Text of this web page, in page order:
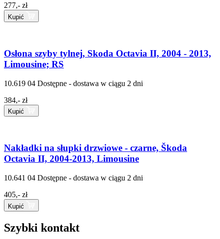
277,- zł
Kupić
Osłona szyby tylnej, Skoda Octavia II, 2004 - 2013,
Limousine; RS
10.619 04 Dostępne - dostawa w ciągu 2 dni
384,- zł
Kupić
Nakładki na słupki drzwiowe - czarne, Škoda
Octavia II, 2004-2013, Limousine
10.641 04 Dostępne - dostawa w ciągu 2 dni
405,- zł
Kupić
Szybki kontakt